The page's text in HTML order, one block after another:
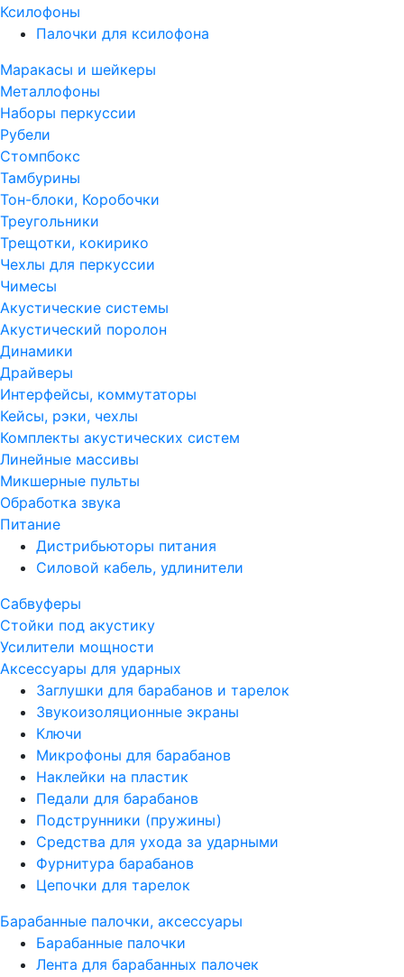
Ксилофоны
Палочки для ксилофона
Маракасы и шейкеры
Металлофоны
Наборы перкуссии
Рубели
Стомпбокс
Тамбурины
Тон-блоки, Коробочки
Треугольники
Трещотки, кокирико
Чехлы для перкуссии
Чимесы
Акустические системы
Акустический поролон
Динамики
Драйверы
Интерфейсы, коммутаторы
Кейсы, рэки, чехлы
Комплекты акустических систем
Линейные массивы
Микшерные пульты
Обработка звука
Питание
Дистрибьюторы питания
Силовой кабель, удлинители
Сабвуферы
Стойки под акустику
Усилители мощности
Аксессуары для ударных
Заглушки для барабанов и тарелок
Звукоизоляционные экраны
Ключи
Микрофоны для барабанов
Наклейки на пластик
Педали для барабанов
Подструнники (пружины)
Средства для ухода за ударными
Фурнитура барабанов
Цепочки для тарелок
Барабанные палочки, аксессуары
Барабанные палочки
Лента для барабанных палочек